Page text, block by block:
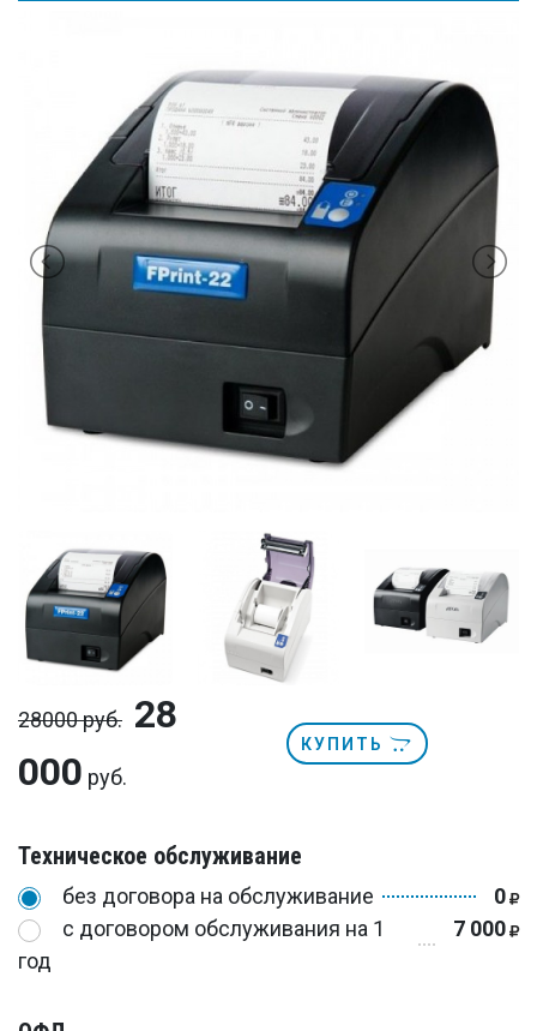
28000 руб. 28
000 руб.
КУПИТЬ
Техническое обслуживание
без договора на обслуживание
0
с договором обслуживания на 1
год
7 000